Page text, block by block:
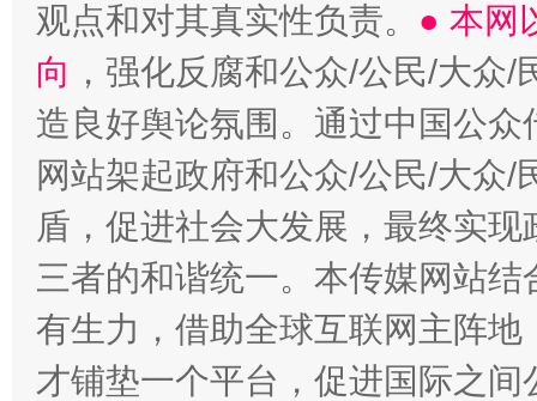
观点和对其真实性负责。 ● 本网
向 ，强化反腐和公众/公民/大众
造良好舆论氛围。通过中国公
网站架起政府和公众/公民/大众
盾，促进社会大发展，最终实
三者的和谐统一。本传媒网站
有生力，借助全球互联网主阵
才铺垫一个平台，促进国际之